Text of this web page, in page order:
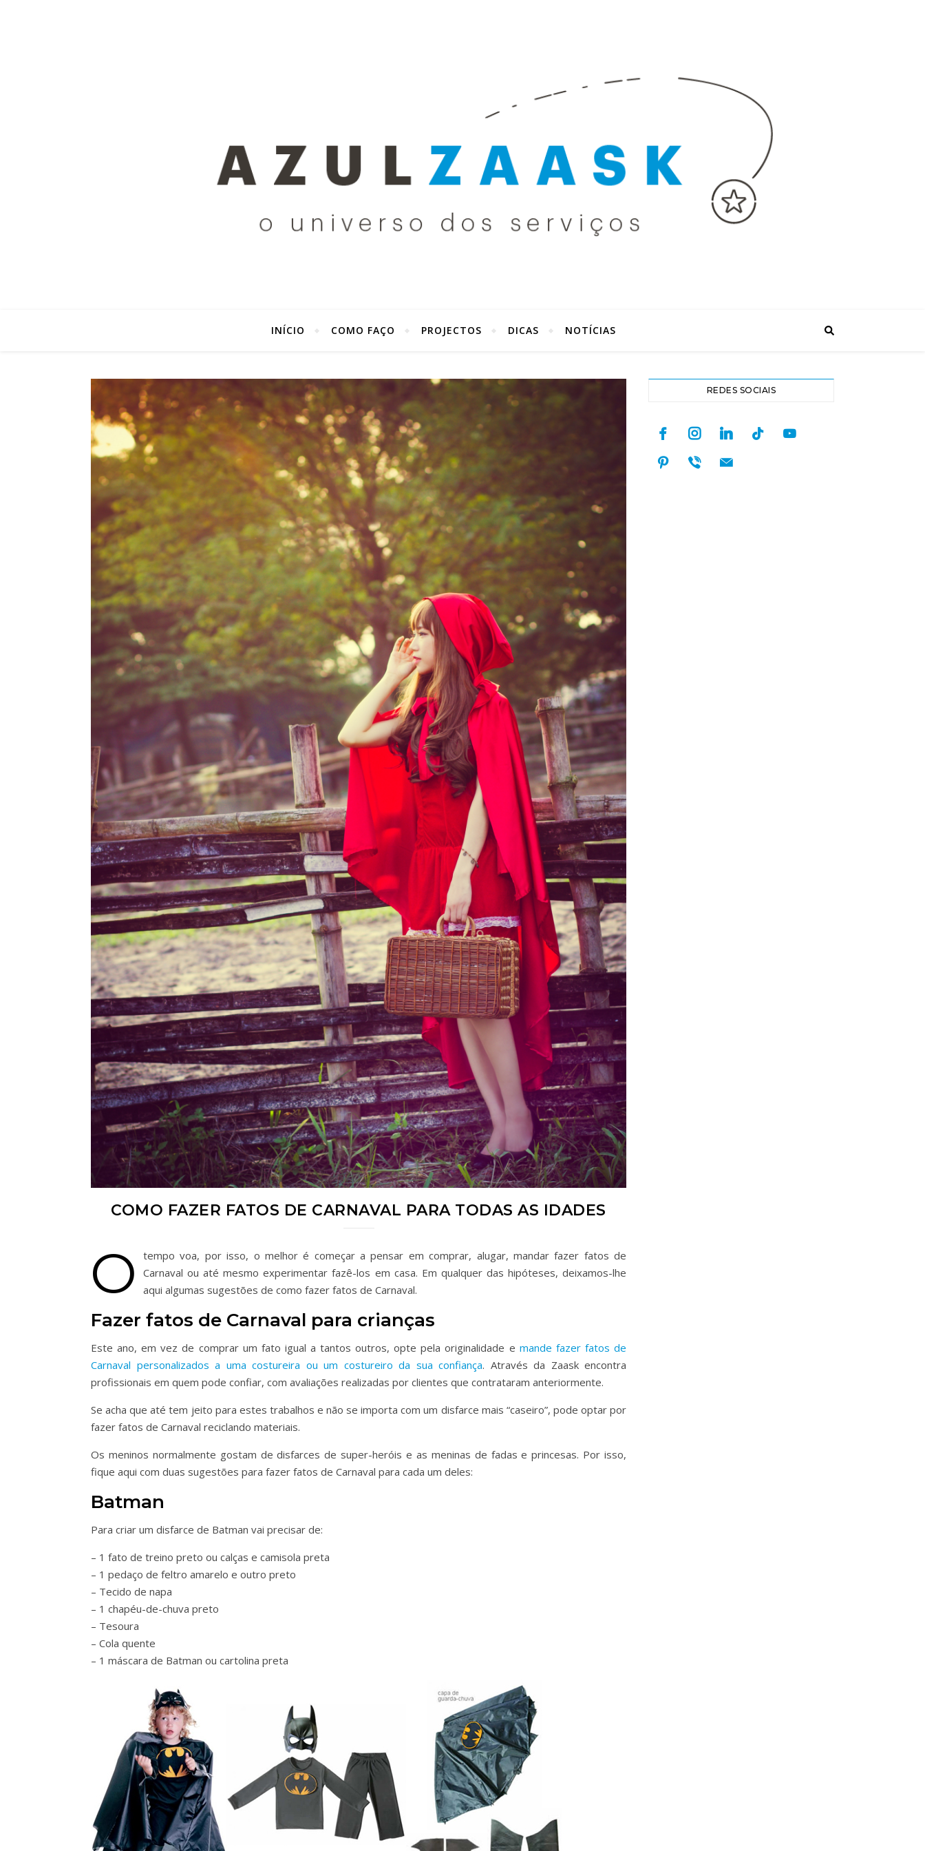
INÍCIO COMO FAÇO PROJECTOS DICAS NOTÍCIAS
COMO FAZER FATOS DE CARNAVAL PARA TODAS AS IDADES
O
tempo voa, por isso, o melhor é começar a pensar em comprar, alugar, mandar fazer fatos de
Carnaval ou até mesmo experimentar fazê-los em casa. Em qualquer das hipóteses, deixamos-lhe
aqui algumas sugestões de como fazer fatos de Carnaval.
Fazer fatos de Carnaval para crianças
Este ano, em vez de comprar um fato igual a tantos outros, opte pela originalidade e mande fazer fatos de
Carnaval personalizados a uma costureira ou um costureiro da sua confiança. Através da Zaask encontra
profissionais em quem pode confiar, com avaliações realizadas por clientes que contrataram anteriormente.
Se acha que até tem jeito para estes trabalhos e não se importa com um disfarce mais “caseiro”, pode optar por
fazer fatos de Carnaval reciclando materiais.
Os meninos normalmente gostam de disfarces de super-heróis e as meninas de fadas e princesas. Por isso,
fique aqui com duas sugestões para fazer fatos de Carnaval para cada um deles:
Batman
Para criar um disfarce de Batman vai precisar de:
– 1 fato de treino preto ou calças e camisola preta
– 1 pedaço de feltro amarelo e outro preto
– Tecido de napa
– 1 chapéu-de-chuva preto
– Tesoura
– Cola quente
– 1 máscara de Batman ou cartolina preta
REDES SOCIAIS
facebookinstagramlinkedintiktok youtube
pinterest
viber mail